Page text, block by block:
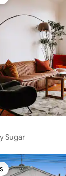
Sugar